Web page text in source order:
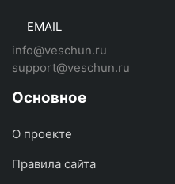
EMAIL
info@veschun.ru
support@veschun.ru
Основное
О проекте
Правила сайта